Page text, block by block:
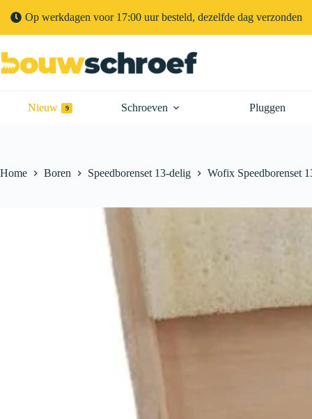
Op werkdagen voor 17:00 uur besteld, dezelfde dag verzonden
Nieuw 9 Schroeven Pluggen
Home Boren Speedborenset 13-delig Wofix Speedborenset